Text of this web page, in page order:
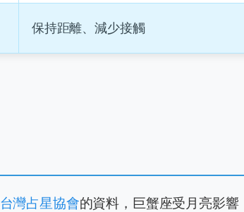
保持距離、減少接觸
台灣占星協會的資料，巨蟹座受月亮影響